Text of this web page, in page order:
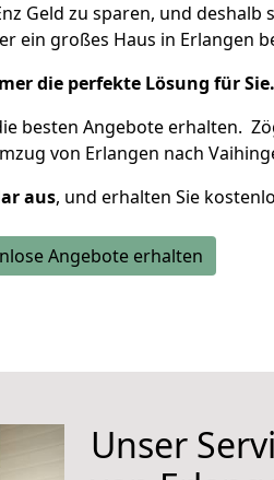
Geld zu sparen, und
ein großes Haus in Erlangen
die perfekte Lösung für Sie.
besten Angebote erhalten.
von Erlangen nach
aus, und erhalten Sie
Angebote erhalten
Unser